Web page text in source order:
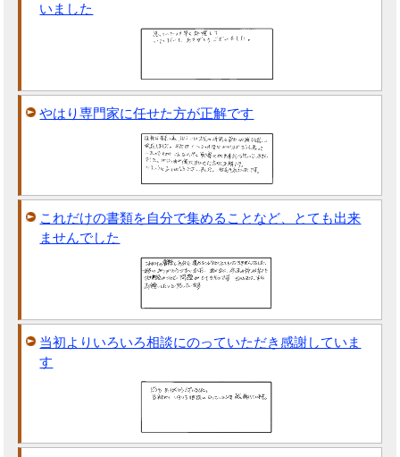
いました
やはり専門家に任せた方が正解です
これだけの書類を自分で集めることなど、とても出来
ませんでした
当初よりいろいろ相談にのっていただき感謝していま
す